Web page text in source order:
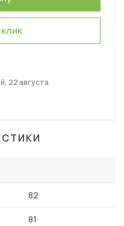
клик
22 августа
82
81